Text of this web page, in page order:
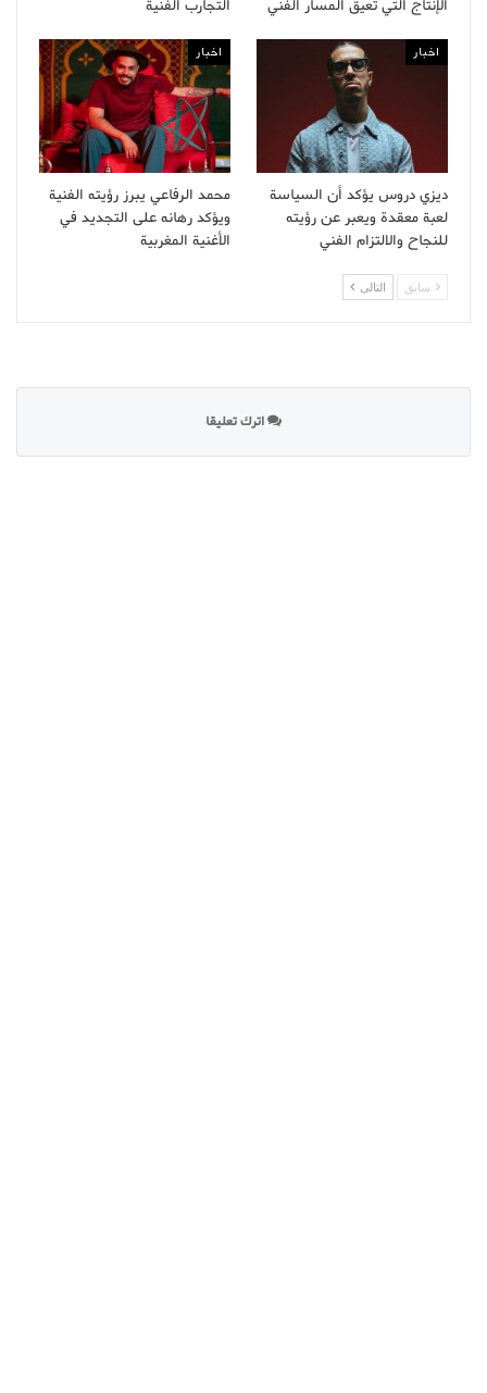
الإنتاج التي تعيق المسار الفني التجارب الفنية
اخبار
ديزي دروس يؤكد أن السياسة
لعبة معقدة ويعبر عن رؤيته
للنجاح والالتزام الفني
اخبار
محمد الرفاعي يبرز رؤيته الفنية
ويؤكد رهانه على التجديد في
الأغنية المغربية
سابق التالى
اترك تعليقا